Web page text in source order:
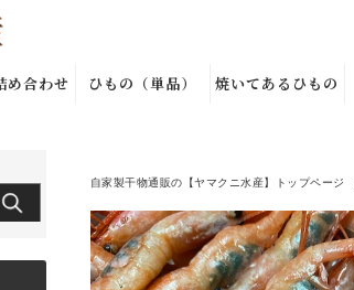
め合わせ ひもの（単品） 焼いてあるひもの
自家製干物通販の【ヤマクニ水産】トップページ